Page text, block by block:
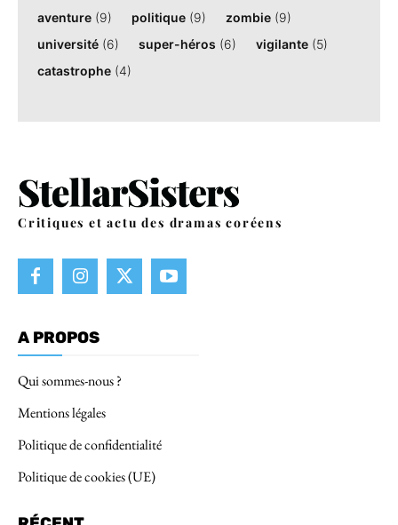
aventure (9) politique (9) zombie (9)
université (6) super-héros (6) vigilante (5)
catastrophe (4)
Critiques et actu des dramas coréens
A PROPOS
Qui sommes-nous ?
Mentions légales
Politique de confidentialité
Politique de cookies (UE)